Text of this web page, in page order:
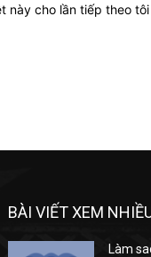
này cho lần tiếp theo
BÀI VIẾT XEM
Làm